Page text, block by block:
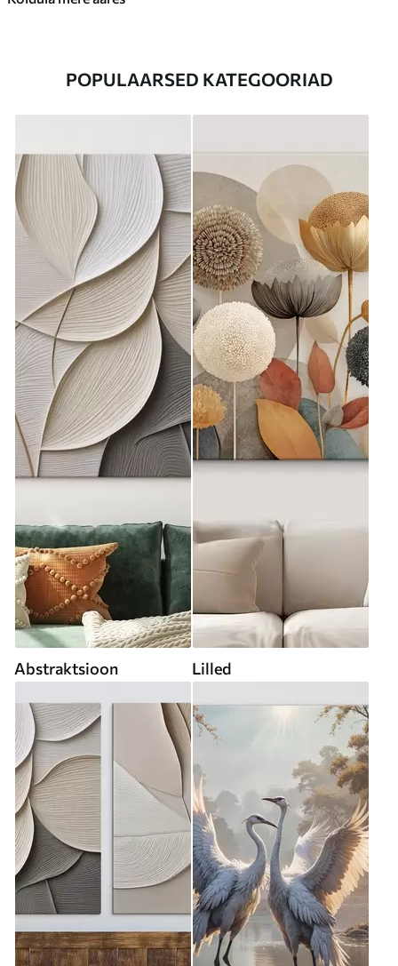
POPULAARSED KATEGOORIAD
Abstraktsioon Lilled